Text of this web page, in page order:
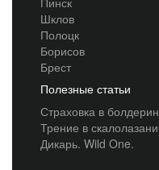
Шклов
Полоцк
Борисов
Брест
Полезные статьи
Страховка в
Трение в
Дикарь. Wild One.